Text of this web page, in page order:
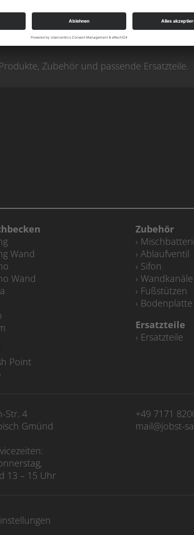
Zubehör und passende Ersatzteile.
Wand
Wand
Point
Zubehör
Ablaufventil
Sifon
Wandkanäle
Fußstützen
Bodenplatte
Ersatzteile
Ersatzteile
Str. 4
Gmünd
13 – 15 Uhr
+49 7171
mail@jobst-